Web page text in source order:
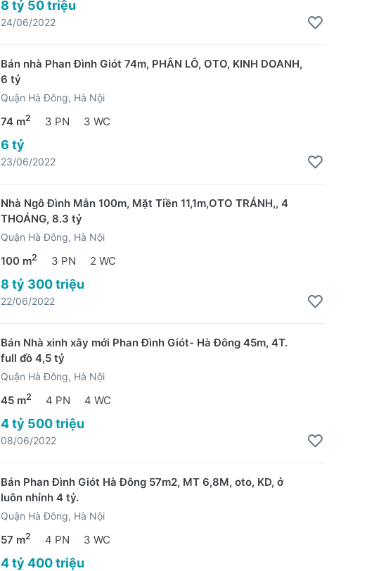
8 tỷ 50 triệu
24/06/2022
Bán nhà Phan Đình Giót 74m, PHÂN LÔ, OTO, KINH DOANH,
6 tỷ
Quận Hà Đông, Hà Nội
74 m2 3 PN 3 WC
6 tỷ
23/06/2022
Nhà Ngô Đình Mẫn 100m, Mặt Tiền 11,1m,OTO TRÁNH,, 4
THOÁNG, 8.3 tỷ
Quận Hà Đông, Hà Nội
100 m2 3 PN 2 WC
8 tỷ 300 triệu
22/06/2022
Bán Nhà xinh xây mới Phan Đình Giót- Hà Đông 45m, 4T.
full đồ 4,5 tỷ
Quận Hà Đông, Hà Nội
45 m2 4 PN 4 WC
4 tỷ 500 triệu
08/06/2022
Bán Phan Đình Giót Hà Đông 57m2, MT 6,8M, oto, KD, ở
luôn nhỉnh 4 tỷ.
Quận Hà Đông, Hà Nội
57 m2 4 PN 3 WC
4 tỷ 400 triệu